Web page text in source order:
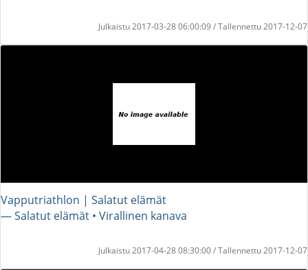
Julkaistu 2017-03-28 06:00:09 / Tallennettu 2017-12-07
Vapputriathlon | Salatut elämät
― Salatut elämät • Virallinen kanava
Julkaistu 2017-04-28 08:30:00 / Tallennettu 2017-12-07